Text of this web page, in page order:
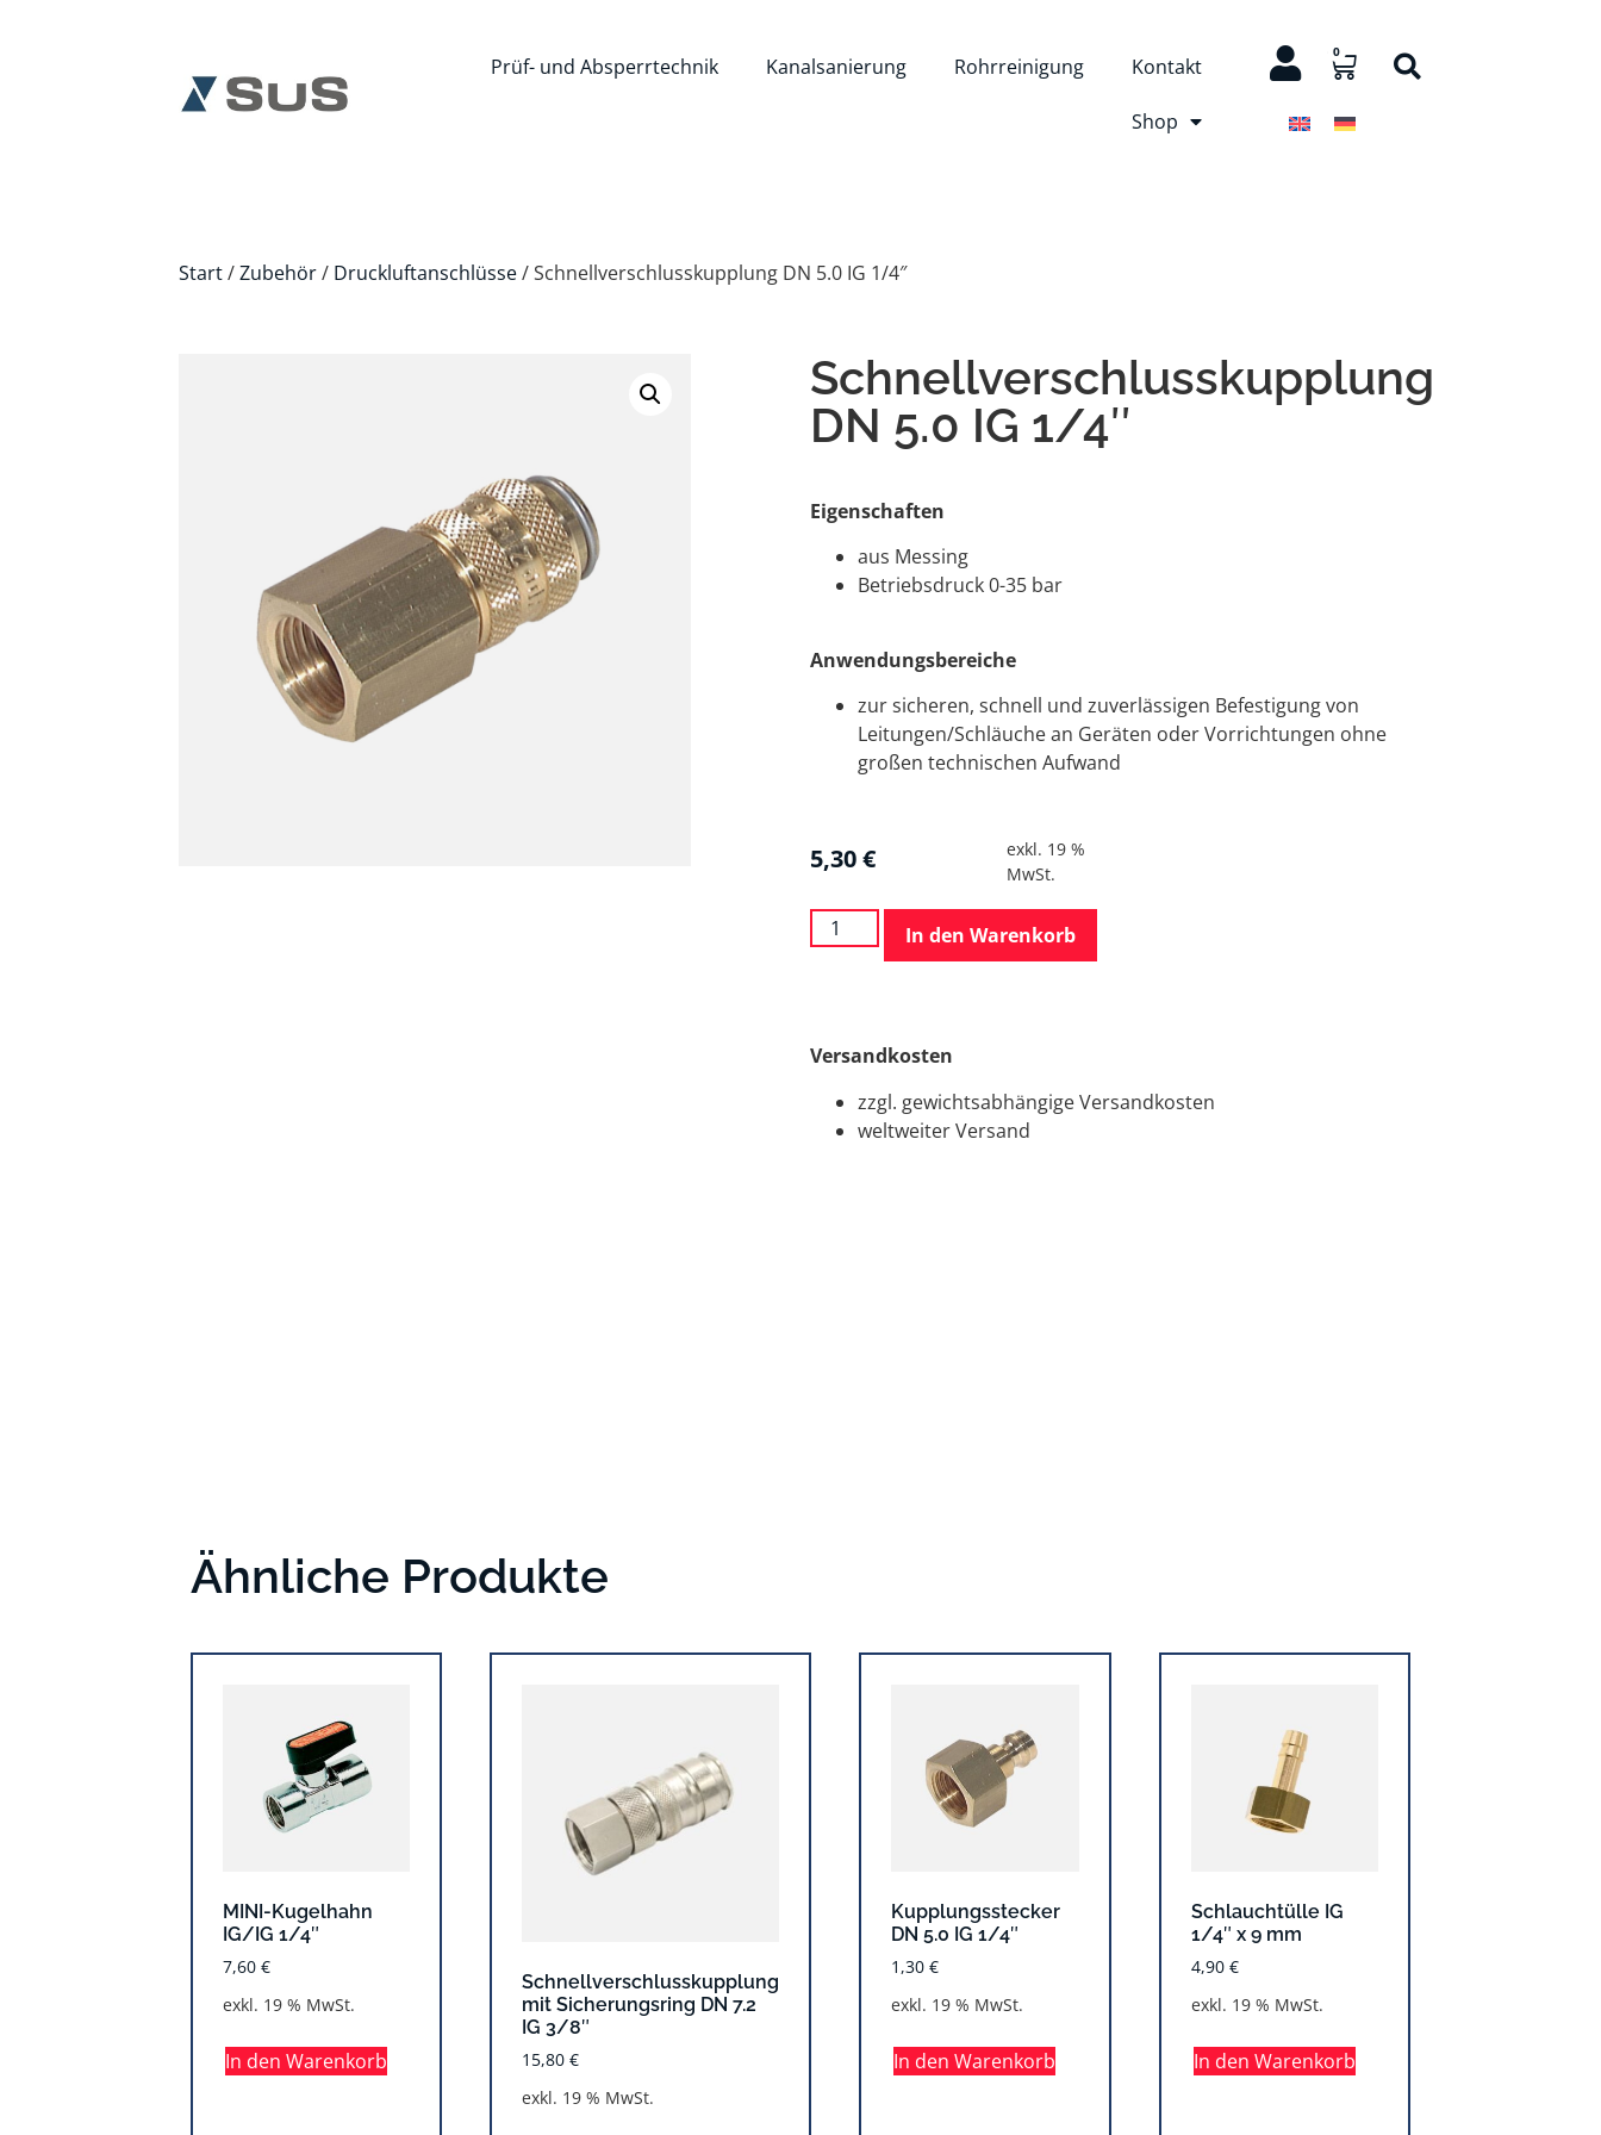
Prüf- und Absperrtechnik Kanalsanierung Rohrreinigung Kontakt
Shop
0
Start/Zubehör/ Druckluftanschlüsse/ Schnellverschlusskupplung DN 5.0 IG 1/4″
Schnellverschlusskupplung
DN 5.0 IG 1/4″
Eigenschaften
aus Messing
Betriebsdruck 0-35 bar
Anwendungsbereiche
zur sicheren, schnell und zuverlässigen Befestigung von
Leitungen/Schläuche an Geräten oder Vorrichtungen ohne
großen technischen Aufwand
5,30€
exkl. 19 %
MwSt.
In den Warenkorb
Versandkosten
zzgl. gewichtsabhängige Versandkosten
weltweiter Versand
Ähnliche Produkte
MINI-Kugelhahn
IG/IG 1/4″
7,60 €
exkl. 19 % MwSt.
In den Warenkorb
Schnellverschlusskupplung
mit Sicherungsring DN 7.2
IG 3/8″
15,80€
exkl. 19 % MwSt.
Kupplungsstecker
DN 5.0 IG 1/4″
1,30€
exkl. 19 % MwSt.
In den Warenkorb
Schlauchtülle IG
1/4″ x 9 mm
4,90 €
exkl. 19 % MwSt.
In den Warenkorb